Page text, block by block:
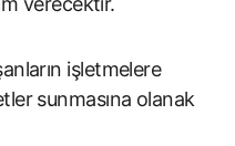
işletmelere
sunmasına olanak